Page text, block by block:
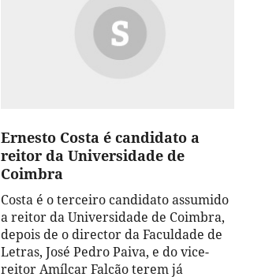
Ernesto Costa é candidato a
reitor da Universidade de
Coimbra
Costa é o terceiro candidato assumido
a reitor da Universidade de Coimbra,
depois de o director da Faculdade de
Letras, José Pedro Paiva, e do vice-
reitor Amílcar Falcão terem já